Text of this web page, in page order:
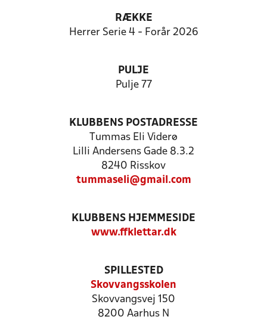
RÆKKE
Herrer Serie 4 - Forår 2026
PULJE
Pulje 77
KLUBBENS POSTADRESSE
Tummas Eli Viderø
Lilli Andersens Gade 8.3.2
8240 Risskov
tummaseli@gmail.com
KLUBBENS HJEMMESIDE
www.ffklettar.dk
SPILLESTED
Skovvangsskolen
Skovvangsvej 150
8200 Aarhus N